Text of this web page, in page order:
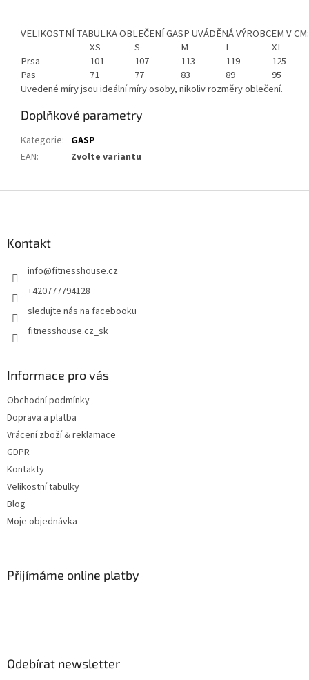
VELIKOSTNÍ TABULKA OBLEČENÍ GASP UVÁDĚNÁ VÝROBCEM V CM:
XS
S M L
XL
Prsa
101 107 113 119
125
Pas
71 77 83 89
95
Uvedené míry jsou ideální míry osoby, nikoliv rozměry oblečení.
Doplňkové parametry
Kategorie: GASP
EAN: Zvolte variantu
Kontakt
info@fitnesshouse.cz
+420777794128
sledujte nás na facebooku
fitnesshouse.cz_sk
Informace pro vás
Obchodní podmínky
Doprava a platba
Vrácení zboží & reklamace
GDPR
Kontakty
Velikostní tabulky
Blog
Moje objednávka
Přijímáme online platby
Odebírat newsletter